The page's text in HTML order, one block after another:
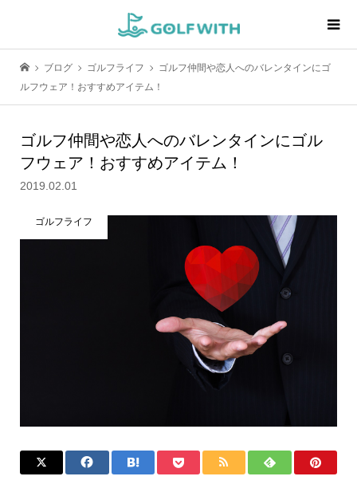
ブログ ゴルフライフ
ゴルフ仲間や恋人へのバレンタインにゴ
ルフウェア！おすすめアイテム！
ゴルフ仲間や恋人へのバレンタインにゴル
フウェア！おすすめアイテム！
2019.02.01
ゴルフライフ